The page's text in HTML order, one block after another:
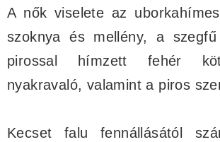
A nők viselete az
szoknya és mellény, a
pirossal hímzett fehér
nyakravaló, valamint a piros
Kecset falu fennállásától